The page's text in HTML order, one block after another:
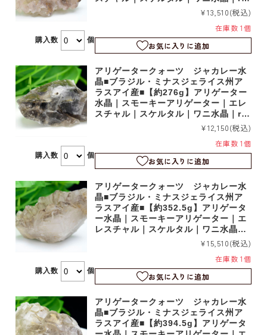
¥13,510(税込)
在庫数 1個
お気に入りに追加
購入数 個
アリゲータークォーツ ジャカレー水
晶■ブラジル・ミナスジェライス州ア
ラスアイ産■【約276g】アリゲーター
水晶｜スモーキーアリゲーター｜エレ
スチャル｜スケルタル｜ワニ水晶｜rm
¥12,150(税込)
在庫数 1個
お気に入りに追加
購入数 個
アリゲータークォーツ ジャカレー水
晶■ブラジル・ミナスジェライス州ア
ラスアイ産■【約352.5g】アリゲータ
ー水晶｜スモーキーアリゲーター｜エ
レスチャル｜スケルタル｜ワニ水晶｜r
¥15,510(税込)
在庫数 1個
お気に入りに追加
購入数 個
アリゲータークォーツ ジャカレー水
晶■ブラジル・ミナスジェライス州ア
ラスアイ産■【約394.5g】アリゲータ